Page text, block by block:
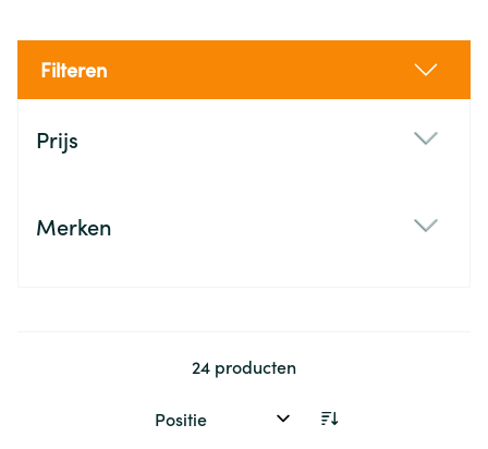
Filteren
Prijs
Merken
24 producten
Sorteer op: